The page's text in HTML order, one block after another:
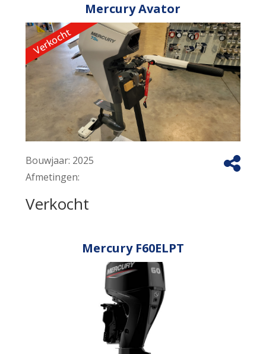
Mercury Avator
Verkocht
Bouwjaar: 2025
Afmetingen:
Verkocht
Mercury F60ELPT